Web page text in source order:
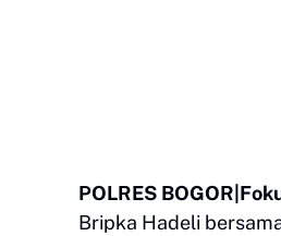
POLRES
Bripka Hadeli